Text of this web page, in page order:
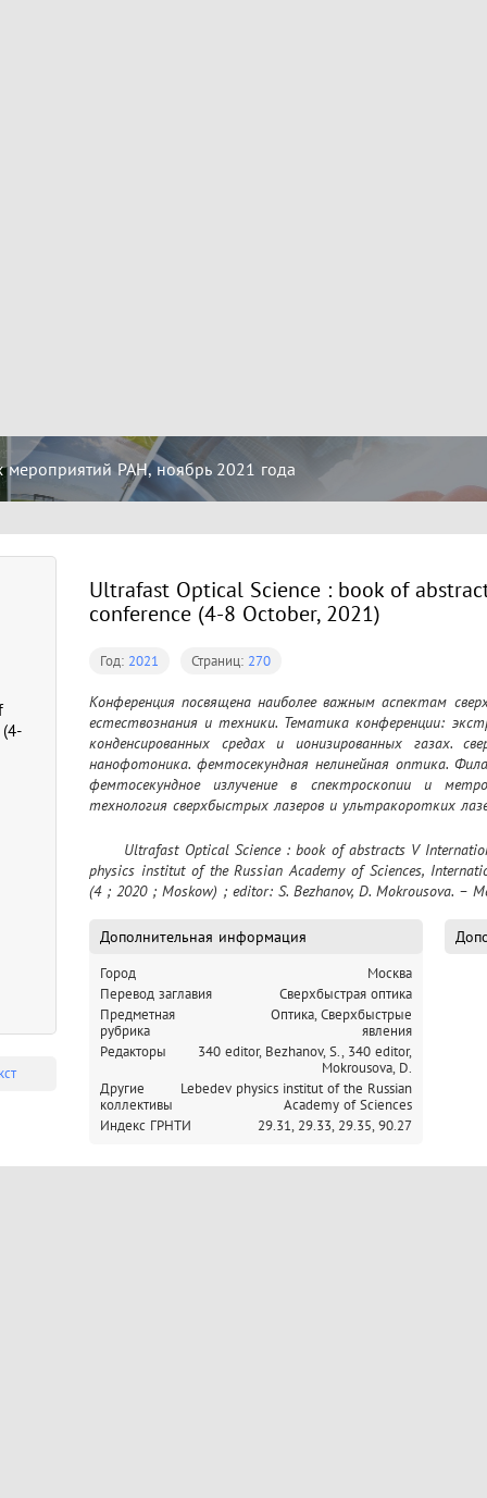
РАН, ноябрь 2021 года
Ultrafast Optical Science : book of
conference (4-8 October, 2021)
Год: 2021 Страниц: 270
Конференция посвящена наиболее важным аспектам
естествознания и техники. Тематика конференции:
конденсированных средах и ионизированных газах.
нанофотоника. фемтосекундная нелинейная оптика.
фемтосекундное излучение в спектроскопии и
технология сверхбыстрых лазеров и ультракоротких
physics institut of the Russian Academy of Sciences,
(4 ; 2020 ; Moskow) ; editor: S. Bezhanov, D. Mokrousova. –
Дополнительная информация
Город
Москва
Перевод заглавия
Сверхбыстрая оптика
Предметная
рубрика
Оптика, Сверхбыстрые
явления
Редакторы
340 editor, Bezhanov, S., 340 editor,
Mokrousova, D.
Другие
коллективы
Lebedev physics institut of the Russian
Academy of Sciences
Индекс ГРНТИ
29.31, 29.33, 29.35, 90.27